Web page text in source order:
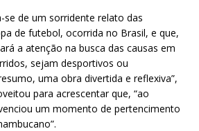
se de um sorridente relato das
de futebol, ocorrida no Brasil, e que,
a atenção na busca das causas em
sejam desportivos ou
uma obra divertida e reflexiva”,
para acrescentar que, “ao
um momento de pertencimento